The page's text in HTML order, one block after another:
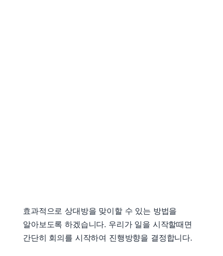
효과적으로 상대방을 맞이할 수 있는 방법을
알아보도록 하겠습니다. 우리가 일을 시작할때면
간단히 회의를 시작하여 진행방향을 결정합니다.